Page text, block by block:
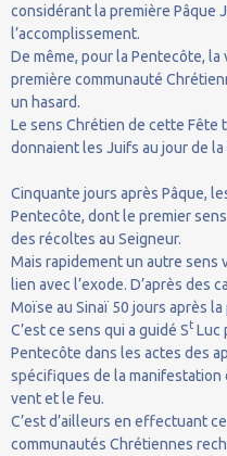
considérant la première Pâque
l’accomplissement.
De même, pour la Pentecôte, la
première communauté
un hasard.
Le sens Chrétien de cette Fête
donnaient les Juifs au jour de
Cinquante jours après Pâque,
Pentecôte, dont le premier
des récoltes au Seigneur.
Mais rapidement un autre sens
lien avec l’exode. D’après des
Moïse au Sinaï 50 jours après la
C’est ce sens qui a guidé St Luc
Pentecôte dans les actes des
spécifiques de la manifestation
vent et le feu.
C’est d’ailleurs en effectuant
communautés Chrétiennes